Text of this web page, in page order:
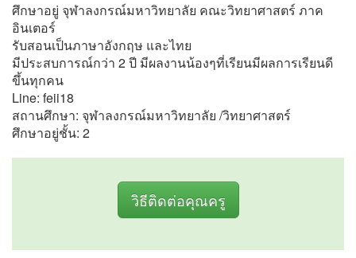
ศึกษาอยู่ จุฬาลงกรณ์มหาวิทยาลัย คณะวิทยาศาสตร์ ภาค
อินเตอร์
รับสอนเป็นภาษาอังกฤษ และไทย
มีประสบการณ์กว่า 2 ปี มีผลงานน้องๆที่เรียนมีผลการเรียนดี
ขึ้นทุกคน
Line: feii18
สถานศึกษา: จุฬาลงกรณ์มหาวิทยาลัย /วิทยาศาสตร์
ศึกษาอยู่ชั้น: 2
วิธีติดต่อคุณครู